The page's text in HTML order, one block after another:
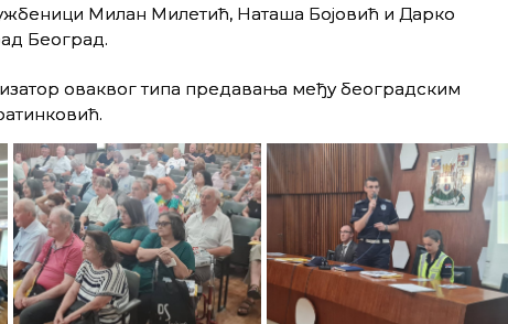
Милан Милетић, Наташа Бојовић и Дарко
Београд.
оваквог типа предавања међу београдским